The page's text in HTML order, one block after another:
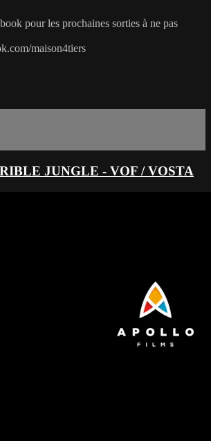
pour les prochaines sorties à ne pas
maison4tiers
JUNGLE - VOF / VOSTA